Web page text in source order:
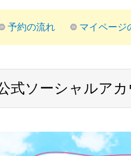
予約の流れ マイページ
式ソーシャルアカ